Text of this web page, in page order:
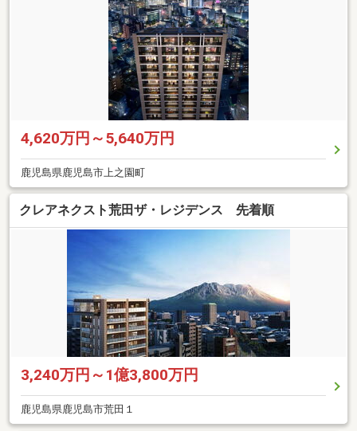
4,620万円～5,640万円
鹿児島県鹿児島市上之園町
クレアネクスト荒田ザ・レジデンス 先着順
3,240万円～1億3,800万円
鹿児島県鹿児島市荒田１